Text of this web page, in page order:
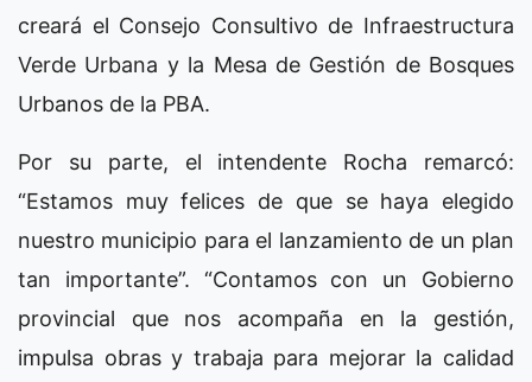
creará el Consejo Consultivo de Infraestructura
Verde Urbana y la Mesa de Gestión de Bosques
Urbanos de la PBA.
Por su parte, el intendente Rocha remarcó:
“Estamos muy felices de que se haya elegido
nuestro municipio para el lanzamiento de un plan
tan importante”. “Contamos con un Gobierno
provincial que nos acompaña en la gestión,
impulsa obras y trabaja para mejorar la calidad